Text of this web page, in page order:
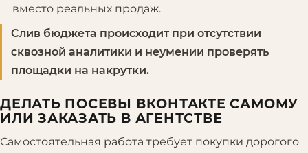
вместо реальных продаж.
Слив бюджета происходит при отсутствии
сквозной аналитики и неумении проверять
площадки на накрутки.
ДЕЛАТЬ ПОСЕВЫ ВКОНТАКТЕ САМОМУ
ИЛИ ЗАКАЗАТЬ В АГЕНТСТВЕ
Самостоятельная работа требует покупки дорогого